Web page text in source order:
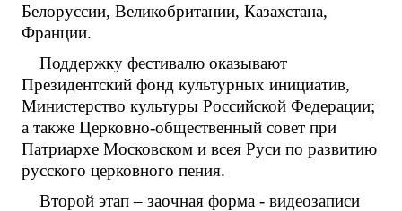
Белоруссии, Великобритании, Казахстана,
Франции.
Поддержку фестивалю оказывают
Президентский фонд культурных инициатив,
Министерство культуры Российской Федерации;
а также Церковно-общественный совет при
Патриархе Московском и всея Руси по развитию
русского церковного пения.
Второй этап – заочная форма - видеозаписи